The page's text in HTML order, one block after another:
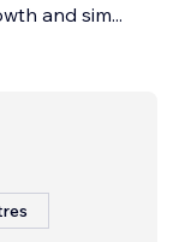
and sim...